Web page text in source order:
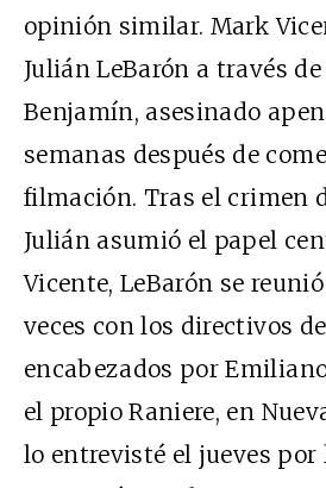
opinión similar. Mark
Julián LeBarón a través
Benjamín, asesinado
semanas después de
filmación. Tras el crimen
Julián asumió el papel
Vicente, LeBarón se
veces con los directivos
encabezados por
el propio Raniere, en
lo entrevisté el jueves por